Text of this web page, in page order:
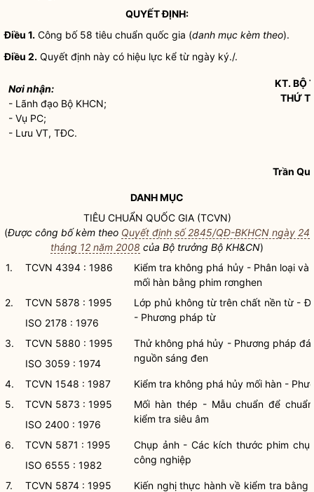
QUYẾT ĐỊNH:
Điều 1. Công bố 58 tiêu chuẩn quốc gia (danh mục kèm theo).
Điều 2. Quyết định này có hiệu lực kể từ ngày ký./.
Nơi nhận:
- Lãnh đạo Bộ KHCN;
- Vụ PC;
- Lưu VT, TĐC.
KT.BỘ
THỨ
Trần
DANH MỤC
TIÊU CHUẨN QUỐC GIA(TCVN)
(Được công bố kèm theo Quyết định số 2845/QĐ-BKHCN ngày 24
tháng 12 năm 2008 của Bộ trưởng Bộ KH&CN)
1.
TCVN 4394 : 1986
Kiểm tra không phá hủy - Phân loại
mối hàn bằng phim rơnghen
2.
TCVN 5878 : 1995
ISO 2178 : 1976
Lớp phủ không từ trên chất nền từ -
- Phương pháp từ
3.
TCVN 5880 : 1995
ISO 3059 : 1974
Thử không phá hủy - Phương pháp
nguồn sáng đen
4. TCVN 1548 : 1987
Kiểm tra không phá hủy mối hàn -
5.
TCVN 5873 : 1995
ISO 2400 : 1976
Mối hàn thép - Mẫu chuẩn để
kiểm tra siêu âm
6.
TCVN 5871 : 1995
ISO 6555 : 1982
Chụp ảnh - Các kích thước phim
công nghiệp
7.
TCVN 5874 : 1995
Kiến nghị thực hành về kiểm tra bằng